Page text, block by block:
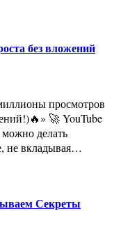
без вложений
🚀 YouTube
делать
не вкладывая…
Секреты